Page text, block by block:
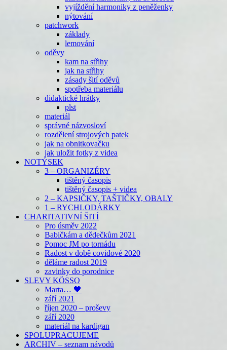
vyjíždění harmoniky z peněženky
nýtování
patchwork
základy
lemování
oděvy
kam na střihy
jak na střihy
zásady šití oděvů
spotřeba materiálu
didaktické hrátky
plst
materiál
správné názvosloví
rozdělení strojových patek
jak na obnitkovačku
jak uložit fotky z videa
NOTÝSEK
3 – ORGANIZÉRY
tištěný časopis
tištěný časopis + videa
2 – KAPSIČKY, TAŠTIČKY, OBALY
1 – RYCHLODÁRKY
CHARITATIVNÍ ŠITÍ
Pro úsměv 2022
Babičkám a dědečkům 2021
Pomoc JM po tornádu
Radost v době covidové 2020
děláme radost 2019
zavinky do porodnice
SLEVY KÖSSO
Marta… 🖤
září 2021
říjen 2020 – proševy
září 2020
materiál na kardigan
SPOLUPRACUJEME
ARCHIV – seznam návodů